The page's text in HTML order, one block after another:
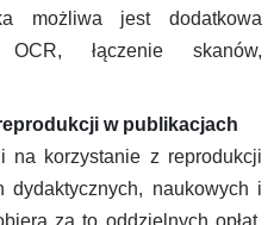
możliwa jest dodatkowa
łączenie skanów,
w publikacjach
na korzystanie z reprodukcji
dydaktycznych, naukowych i
za to oddzielnych opłat.